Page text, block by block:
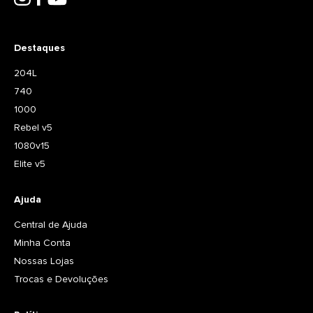
Destaques
204L
740
1000
Rebel v5
1080v15
Elite v5
Ajuda
Central de Ajuda
Minha Conta
Nossas Lojas
Trocas e Devoluções